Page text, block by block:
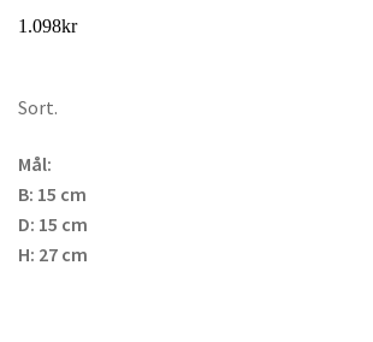
1.098kr
Sort.
Mål:
B: 15 cm
D: 15 cm
H: 27 cm